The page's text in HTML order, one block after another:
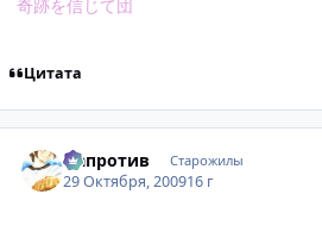
奇跡を信じて団
Цитата
Напротив Старожилы
29 Октября, 200916 г